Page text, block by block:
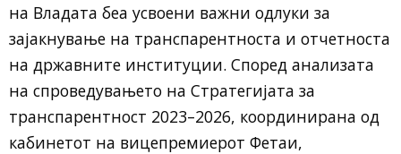
на Владата беа усвоени важни одлуки за
зајакнување на транспарентноста и отчетноста
на државните институции. Според анализата
на спроведувањето на Стратегијата за
транспарентност 2023–2026, координирана од
кабинетот на вицепремиерот Фетаи,